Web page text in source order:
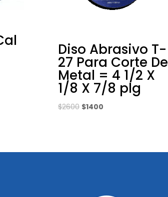
Diso Abrasivo T-
27 Para Corte De
Metal = 4 1/2 X
1/8 X 7/8 plg
$2600 El
$2600.
$1400El
$1400.